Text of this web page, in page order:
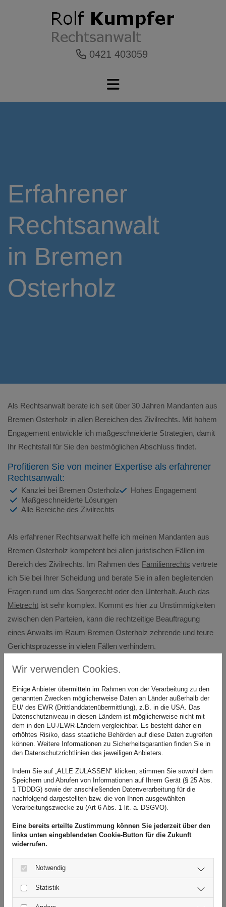
0421 403059
Erfahrener
Rechtsanwalt
in Bremen
Osterholz
Als Rechtsanwalt berate ich seit über 30 Jahren Mandanten aus
Bremen Osterholz in allen Bereichen des Zivilrechts. Mit hohem
Engagement entwickle ich maßgeschneiderte Strategien, damit
Ihr Rechtsfall für Sie den bestmöglichen Abschluss findet.
Profitieren Sie von meiner Expertise als erfahrener
Rechtsanwalt:
Kanzlei bei Bremen Osterholz
Hohes Engagement
Maßgeschneiderte Lösungen
Alle Bereiche des Zivilrechts
Als erfahrener Rechtsanwalt helfe ich meinen Mandanten aus
Bremen Osterholz kompetent bei allen juristischen Fällen im
Bereich des Zivilrechts. Im Rahmen des Familienrechts vertrete
ich Sie bei Ihrer Scheidung und berate Sie in allen begleitenden
Fragen rund um das Sorgerecht oder den Unterhalt. Auch das
Mietrecht ist sehr komplex. Kommt es hier zu Unstimmigkeiten
zwischen den Parteien, kann die rechtzeitige Beauftragung
eines Anwalts im Raum Bremen Osterholz zehrende und teure
Gerichtsprozesse in vielen Fällen verhindern.
Ihnen als Rechtsanwalt in meiner Kanzlei bei Bremen Osterholz
gerne fachkompetent zur Seite. Je eher Sie sich mit Ihrem
Problem an mich wenden, desto besser sind die
Handlungsmöglichkeiten.
Zur Terminvereinbarung!
Kanzlei für Zivilrecht bei Bremen Osterholz
Kanzlei bei Bremen Osterholz tätig und berate Mandanten
umfassend und individuell. Dank meiner langjährigen Erfahrung
in den Gebieten des Familienrechts, des Mietrechts, des
Verkehrsrechts, des Reiserechts und des Vertragsrechts finde
ich maßgeschneiderte Lösungen für Ihren Fall und sichere Ihnen
damit Erfolgschancen.
Wir verwenden Cookies.
Einige Anbieter übermitteln im Rahmen von der Verarbeitung zu den
genannten Zwecken möglicherweise Daten an Länder außerhalb der
EU/ des EWR (Drittlanddatenübermittlung), z.B. in die USA. Das
Datenschutzniveau in diesen Ländern ist möglicherweise nicht mit
dem in den EU-/EWR-Ländern vergleichbar. Es besteht daher ein
erhöhtes Risiko, dass staatliche Behörden auf diese Daten zugreifen
können. Weitere Informationen zu Sicherheitsgarantien finden Sie in
den Datenschutzrichtlinien des jeweiligen Anbieters.
Indem Sie auf „ALLE ZULASSEN" klicken, stimmen Sie sowohl dem
Speichern und Abrufen von Informationen auf Ihrem Gerät (§ 25 Abs.
1 TDDDG) sowie der anschließenden Datenverarbeitung für die
nachfolgend dargestellten bzw. die von Ihnen ausgewählten
Verarbeitungszwecke zu (Art 6 Abs. 1 lit. a. DSGVO).
Eine bereits erteilte Zustimmung können Sie jederzeit über den
links unten eingeblendeten Cookie-Button für die Zukunft
widerrufen.
Notwendig
Statistik